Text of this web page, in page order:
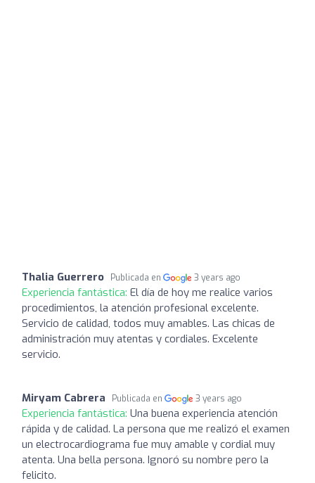
Thalia Guerrero Publicada en 3 years ago
Experiencia fantástica: El día de hoy me realice varios
procedimientos, la atención profesional excelente.
Servicio de calidad, todos muy amables. Las chicas de
administración muy atentas y cordiales. Excelente
servicio.
Miryam Cabrera Publicada en 3 years ago
Experiencia fantástica: Una buena experiencia atención
rápida y de calidad. La persona que me realizó el examen
un electrocardiograma fue muy amable y cordial muy
atenta. Una bella persona. Ignoró su nombre pero la
felicito.